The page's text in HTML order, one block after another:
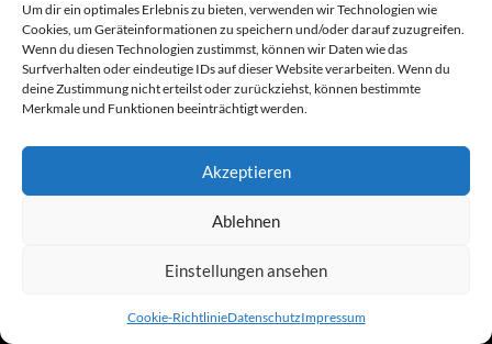
Um dir ein optimales Erlebnis zu bieten, verwenden wir Technologien wie
Cookies, um Geräteinformationen zu speichern und/oder darauf zuzugreifen.
Wenn du diesen Technologien zustimmst, können wir Daten wie das
Surfverhalten oder eindeutige IDs auf dieser Website verarbeiten. Wenn du
deine Zustimmung nicht erteilst oder zurückziehst, können bestimmte
Merkmale und Funktionen beeinträchtigt werden.
Akzeptieren
Ablehnen
Einstellungen ansehen
Cookie-RichtlinieDatenschutzImpressum